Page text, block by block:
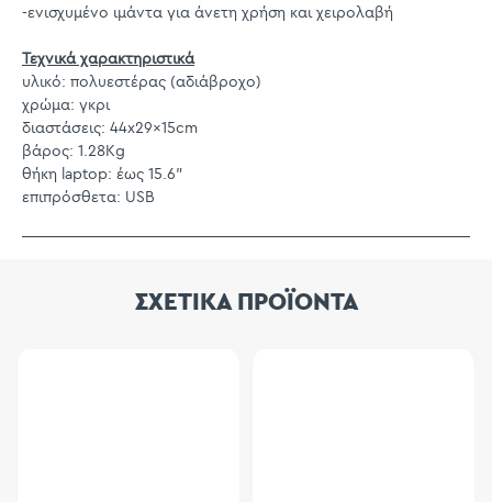
-ενισχυμένο ιμάντα για άνετη χρήση και χειρολαβή
Τεχνικά χαρακτηριστικά
υλικό: πολυεστέρας (αδιάβροχο)
χρώμα: γκρι
διαστάσεις: 44x29x15cm
βάρος: 1.28Kg
θήκη laptop: έως 15.6"
επιπρόσθετα: USB
ΣΧΕΤΙΚΑ ΠΡΟΪΟΝΤΑ